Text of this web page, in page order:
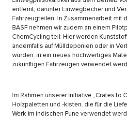
entfernt, darunter Einwegbecher und
Fahrzeugteilen. In Zusammenarbeit mit
BASF nehmen wir zudem an einem
ChemCycling teil: Hier werden
andernfalls auf Mülldeponien oder in
würden, in ein neues hochwertiges
zukünftigen Fahrzeugen verwendet
Im Rahmen unserer Initiative „Crates to
Holzpaletten und -kisten, die für die
Werk im indischen Pune verwendet